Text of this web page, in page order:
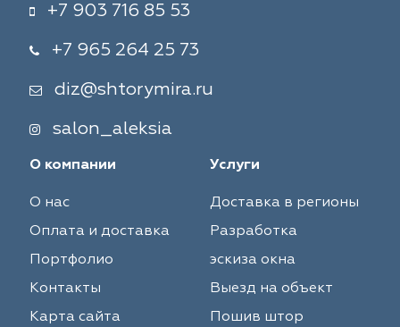
+7 903 716 85 53
+7 965 264 25 73
diz@shtorymira.ru
salon_aleksia
О компании
О нас
Оплата и доставка
Портфолио
Контакты
Карта сайта
Услуги
Доставка в регионы
Разработка
эскиза окна
Выезд на объект
Пошив штор